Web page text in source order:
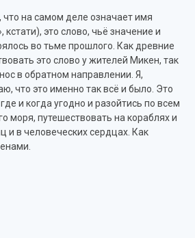
на самом деле означает имя
кстати), это слово, чьё значение и
во тьме прошлого. Как древние
это слово у жителей Микен, так
в обратном направлении. Я,
что это именно так всё и было. Это
и когда угодно и разойтись по всем
моря, путешествовать на кораблях и
и в человеческих сердцах. Как